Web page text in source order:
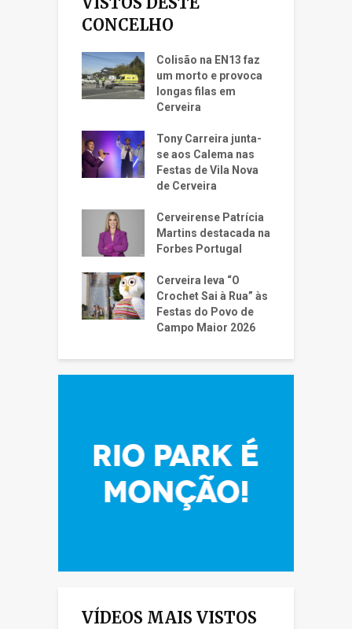
CONCELHO
Colisão na EN13 faz
um morto e provoca
longas filas em
Cerveira
Tony Carreira junta-
se aos Calema nas
Festas de Vila Nova
de Cerveira
Cerveirense Patrícia
Martins destacada na
Forbes Portugal
Cerveira leva “O
Crochet Sai à Rua” às
Festas do Povo de
Campo Maior 2026
VÍDEOS MAIS VISTOS